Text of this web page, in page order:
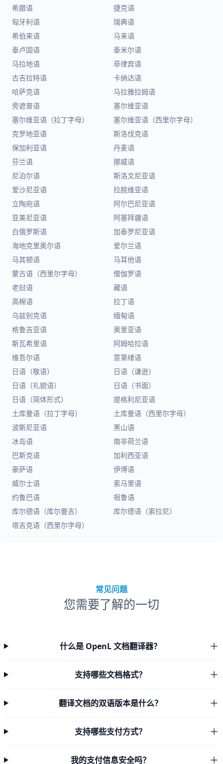
希腊语
捷克语
匈牙利语
瑞典语
希伯来语
马来语
泰卢固语
泰米尔语
马拉地语
菲律宾语
古吉拉特语
卡纳达语
哈萨克语
马拉雅拉姆语
旁遮普语
塞尔维亚语
塞尔维亚语（拉丁字母）
塞尔维亚语（西里尔字母）
克罗地亚语
斯洛伐克语
保加利亚语
丹麦语
芬兰语
挪威语
尼泊尔语
斯洛文尼亚语
爱沙尼亚语
拉脱维亚语
立陶宛语
阿尔巴尼亚语
亚美尼亚语
阿塞拜疆语
白俄罗斯语
加泰罗尼亚语
海地克里奥尔语
爱尔兰语
马其顿语
马耳他语
蒙古语（西里尔字母）
僧伽罗语
老挝语
藏语
高棉语
拉丁语
乌兹别克语
缅甸语
格鲁吉亚语
奥里亚语
斯瓦希里语
阿姆哈拉语
维吾尔语
意第绪语
日语（敬语）
日语（谦逊）
日语（礼貌语）
日语（书面）
日语（简体形式）
提格利尼亚语
土库曼语（拉丁字母）
土库曼语（西里尔字母）
波斯尼亚语
黑山语
冰岛语
南非荷兰语
巴斯克语
加利西亚语
豪萨语
伊博语
威尔士语
索马里语
约鲁巴语
祖鲁语
库尔德语（库尔曼吉）
库尔德语（索拉尼）
塔吉克语（西里尔字母）
常见问题
您需要了解的一切
什么是 OpenL 文档翻译器？
支持哪些文档格式？
翻译文档的双语版本是什么？
支持哪些支付方式？
我的支付信息安全吗？